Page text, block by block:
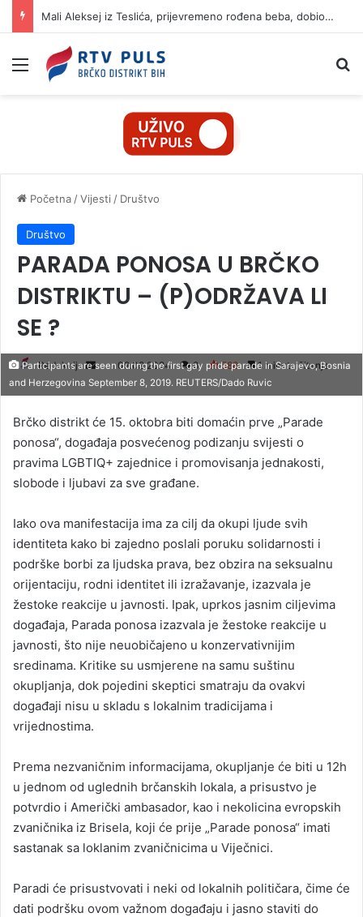
Mali Aleksej iz Teslića, prijevremeno rođena beba, dobio životnu bitku na UKC-u Srpske
Izbornik
Početna /Vijesti / Društvo
Društvo
PARADA PONOSA U BRČKO
DISTRIKTU – (P)ODRŽAVA LI
SE ?
Redakcija
S
e
d
a
n
e
a
i
l
09.09.2024 0 588 1 minuta čitanja
Participants are seen during the first gay pride parade in Sarajevo, Bosnia
and Herzegovina September 8, 2019. REUTERS/Dado Ruvic
Brčko distrikt će 15. oktobra biti domaćin prve „Parade
ponosa“, događaja posvećenog podizanju svijesti o
pravima LGBTIQ+ zajednice i promovisanja jednakosti,
slobode i ljubavi za sve građane.
Iako ova manifestacija ima za cilj da okupi ljude svih
identiteta kako bi zajedno poslali poruku solidarnosti i
podrške borbi za ljudska prava, bez obzira na seksualnu
orijentaciju, rodni identitet ili izražavanje, izazvala je
žestoke reakcije u javnosti. Ipak, uprkos jasnim ciljevima
događaja, Parada ponosa izazvala je žestoke reakcije u
javnosti, što nije neuobičajeno u konzervativnijim
sredinama. Kritike su usmjerene na samu suštinu
okupljanja, dok pojedini skeptici smatraju da ovakvi
događaji nisu u skladu s lokalnim tradicijama i
vrijednostima.
Prema nezvaničnim informacijama, okupljanje će biti u 12h
u jednom od uglednih brčanskih lokala, a prisustvo je
potvrdio i Američki ambasador, kao i nekolicina evropskih
zvaničnika iz Brisela, koji će prije „Parade ponosa“ imati
sastanak sa loklanim zvaničnicima u Viječnici.
Paradi će prisustvovati i neki od lokalnih političara, čime će
dati podršku ovom važnom događaju i jasno staviti do